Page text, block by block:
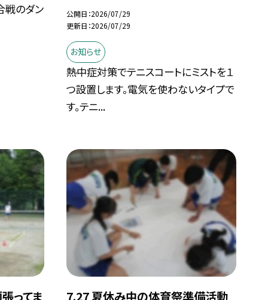
戦のダン
公開日 2026/07/29
更新日 2026/07/29
お知らせ
熱中症対策でテニスコートにミストを１
つ設置します。電気を使わないタイプで
す。テニ...
ってま
7.27 夏休み中の体育祭準備活動